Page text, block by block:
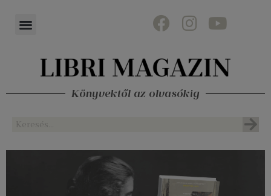
Könyvektől az olvasókig